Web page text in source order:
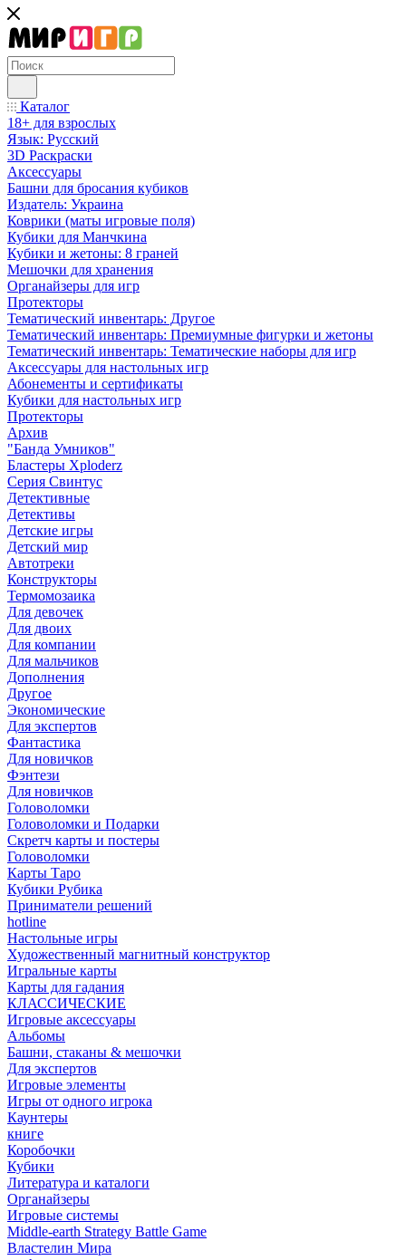
Каталог
18+ для взрослых
Язык: Русский
3D Раскраски
Аксессуары
Башни для бросания кубиков
Издатель: Украина
Коврики (маты игровые поля)
Кубики для Манчкина
Кубики и жетоны: 8 граней
Мешочки для хранения
Органайзеры для игр
Протекторы
Тематический инвентарь: Другое
Тематический инвентарь: Премиумные фигурки и жетоны
Тематический инвентарь: Тематические наборы для игр
Аксессуары для настольных игр
Абонементы и сертификаты
Кубики для настольных игр
Протекторы
Архив
"Банда Умников"
Бластеры Xploderz
Cерия Свинтус
Детективные
Детективы
Детские игры
Детский мир
Автотреки
Конструкторы
Термомозаика
Для девочек
Для двоих
Для компании
Для мальчиков
Дополнения
Другое
Экономические
Для экспертов
Фантастика
Для новичков
Фэнтези
Для новичков
Головоломки
Головоломки и Подарки
Cкретч карты и постеры
Головоломки
Карты Таро
Кубики Рубика
Приниматели решений
hotline
Настольные игры
Художественный магнитный конструктор
Игральные карты
Карты для гадания
КЛАССИЧЕСКИЕ
Игровые аксессуары
Альбомы
Башни, стаканы & мешочки
Для экспертов
Игровые элементы
Игры от одного игрока
Каунтеры
книге
Коробочки
Кубики
Литература и каталоги
Органайзеры
Игровые системы
Middle-earth Strategy Battle Game
Властелин Мира